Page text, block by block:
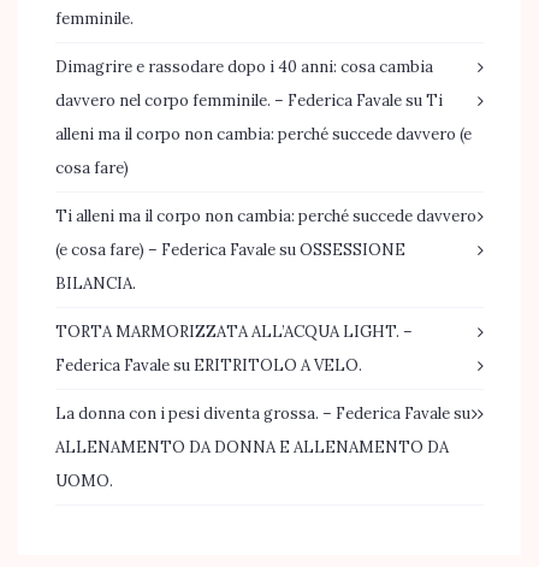
femminile.
Dimagrire e rassodare dopo i 40 anni: cosa cambia
davvero nel corpo femminile. – Federica FavalesuTi
alleni ma il corpo non cambia: perché succede davvero (e
cosa fare)
Ti alleni ma il corpo non cambia: perché succede davvero
(e cosa fare) – Federica FavalesuOSSESSIONE
BILANCIA.
TORTA MARMORIZZATA ALL’ACQUA LIGHT. –
Federica Favalesu ERITRITOLO A VELO.
La donna con i pesi diventa grossa. – Federica Favalesu
ALLENAMENTO DA DONNA E ALLENAMENTO DA
UOMO.